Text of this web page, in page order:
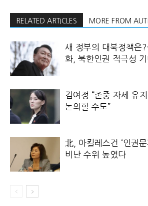
RELATED ARTICLES MORE FROM
새 정부의 대북정책은
화, 북한인권 적극성 기
김여정 “존중 자세 유
논의할 수도”
北, 아킬레스건 ‘인권
비난 수위 높였다